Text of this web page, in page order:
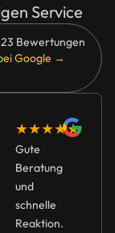
Service
Bewertungen
Google →
★★★★★
Gute
Beratung
und
schnelle
Reaktion.